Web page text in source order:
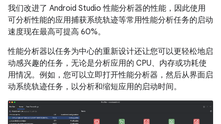
我们改进了 Android Studio 性能分析器的性能，因此使用
可分析性能的应用捕获系统轨迹等常用性能分析任务的启动
速度现在最高可提高 60%。
性能分析器以任务为中心的重新设计还让您可以更轻松地启
动感兴趣的任务，无论是分析应用的 CPU、内存或功耗使
用情况。例如，您可以立即打开性能分析器，然后从界面启
动系统轨迹任务，以分析和缩短应用的启动时间。